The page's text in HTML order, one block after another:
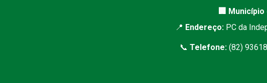
🏢
📍 Endereço: PC da
📞 Telefone:(82)